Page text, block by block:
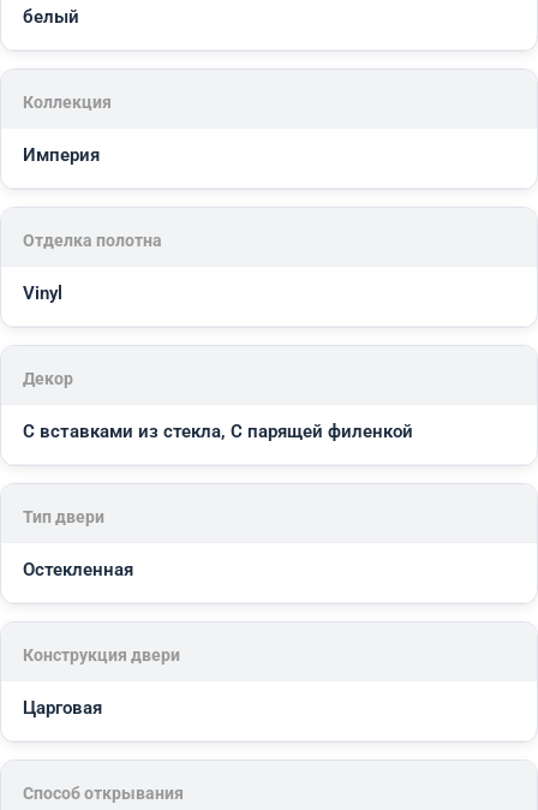
белый
Коллекция
Империя
Отделка полотна
Vinyl
Декор
С вставками из стекла, С парящей филенкой
Тип двери
Остекленная
Конструкция двери
Царговая
Способ открывания